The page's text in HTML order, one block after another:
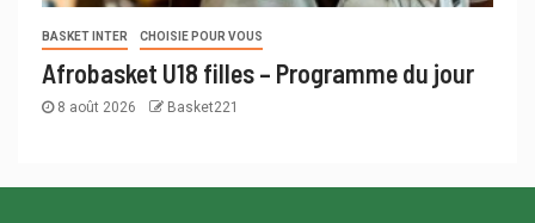
BASKET INTER CHOISIE POUR VOUS
Afrobasket U18 filles – Programme du jour
8 août 2026 Basket221